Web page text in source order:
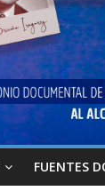
FUENTES